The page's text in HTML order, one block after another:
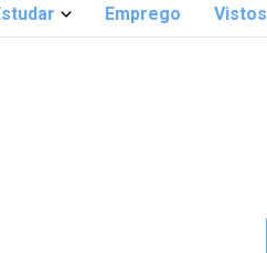
Emprego Vistos